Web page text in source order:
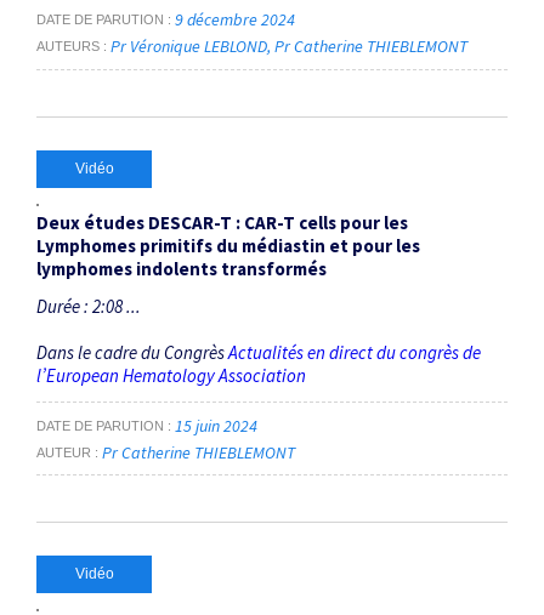
DATE DE PARUTION 9 décembre 2024
AUTEURS Pr Véronique LEBLOND Pr Catherine THIEBLEMONT
Vidéo
Deux études DESCAR-T : CAR-T cells pour les
Lymphomes primitifs du médiastin et pour les
lymphomes indolents transformés
Durée : 2:08 ...
Dans le cadre du CongrèsActualités en direct du congrès de
l’European Hematology Association
DATE DE PARUTION 15 juin 2024
AUTEUR Pr Catherine THIEBLEMONT
Vidéo